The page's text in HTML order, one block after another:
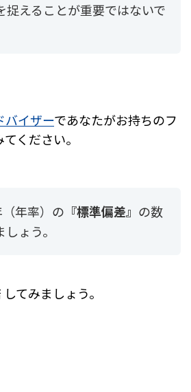
捉えることが重要ではないで
バイザーであなたがお持ちのフ
ください。
年率）の 『標準偏差』 の数
ょう。
てみましょう。